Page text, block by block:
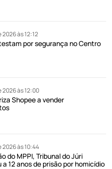
2026 às 12:12
por segurança no Centro
2026 às 12:00
Shopee a vender
2026 às 10:44
do MPPI, Tribunal do Júri
12 anos de prisão por homicídio